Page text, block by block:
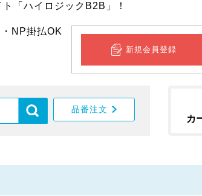
「ハイロジックB2B」！
NP掛払OK
新規会員登録
品番注文
カ